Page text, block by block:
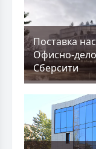
Поставка
Офисно-
Сберсити